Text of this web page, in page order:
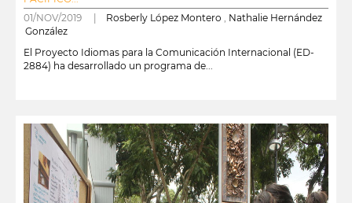
01/NOV/2019 | Rosberly López Montero
Nathalie Hernández
González
El Proyecto Idiomas para la Comunicación Internacional (ED-
2884) ha desarrollado un programa de...